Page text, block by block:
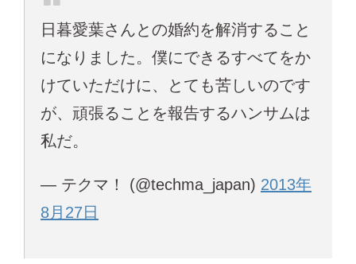
日暮愛葉さんとの婚約を解消すること
になりました。僕にできるすべてをか
けていただけに、とても苦しいのです
が、頑張ることを報告するハンサムは
私だ。
— テクマ！ (@techma_japan) 2013年
8月27日